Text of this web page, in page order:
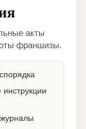
акты
франшизы.